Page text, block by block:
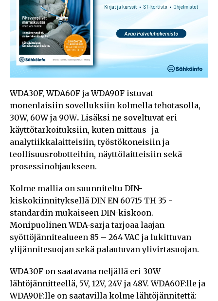
WDA30F, WDA60F ja WDA90F istuvat
monenlaisiin sovelluksiin kolmella tehotasolla,
30W, 60W ja 90W. Lisäksi ne soveltuvat eri
käyttötarkoituksiin, kuten mittaus- ja
analytiikkalaitteisiin, työstökoneisiin ja
teollisuusrobotteihin, näyttölaitteisiin sekä
prosessinohjaukseen.
Kolme mallia on suunniteltu DIN-
kiskokiinnityksellä DIN EN 60715 TH 35 -
standardin mukaiseen DIN-kiskoon.
Monipuolinen WDA-sarja tarjoaa laajan
syöttöjännitealueen 85 – 264 VAC ja lukittuvan
ylijännitesuojan sekä palautuvan ylivirtasuojan.
WDA30F on saatavana neljällä eri 30W
lähtöjännitteellä, 5V, 12V, 24V ja 48V. WDA60F:lle ja
WDA90F:lle on saatavilla kolme lähtöjännitettä: